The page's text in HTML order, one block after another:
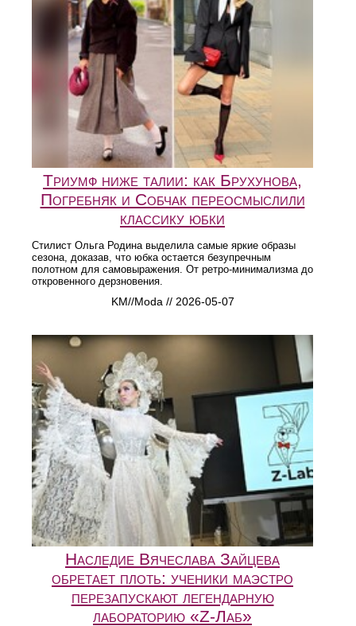
Триумф ниже талии: как Брухунова,
Погребняк и Собчак переосмыслили
классику юбки
Стилист Ольга Родина выделила самые яркие образы
сезона, доказав, что юбка остается безупречным
полотном для самовыражения. От ретро-минимализма до
откровенного дерзновения.
KM//Moda // 2026-05-07
Наследие Вячеслава Зайцева
обретает плоть: ученики маэстро
перезапускают легендарную
лабораторию «Z-Лаб»